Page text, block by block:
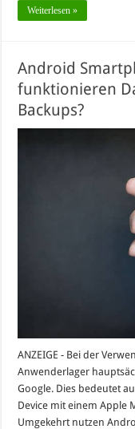
Weiterlesen »
Android
funktionieren
Backups?
ANZEIGE - Bei der
Anwenderlager
Google. Dies bedeutet
Device mit einem Apple
Umgekehrt nutzen